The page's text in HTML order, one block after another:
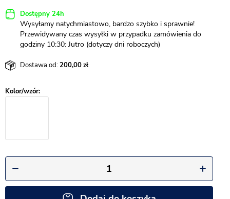
Dostępny 24h
Wysyłamy natychmiastowo, bardzo szybko i sprawnie!
Przewidywany czas wysyłki w przypadku zamówienia do
godziny 10:30: Jutro (dotyczy dni roboczych)
Dostawa od:200,00